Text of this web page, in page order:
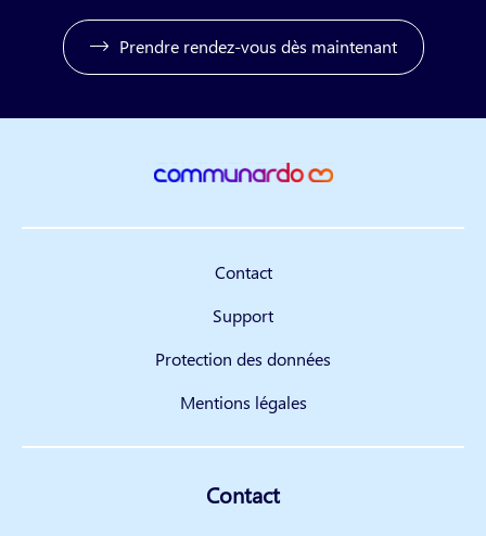
Prendre rendez-vous dès maintenant
Contact
Support
Protection des données
Mentions légales
Contact